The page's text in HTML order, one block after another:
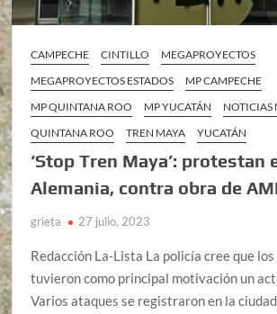
CAMPECHE CINTILLO
MEGAPROYECTOS
MEGAPROYECTOS ESTADOS
MP CAMPECHE
MP QUINTANA ROO
MP YUCATÁN
NOTICIAS
QUINTANA ROO
TREN MAYA YUCATÁN
‘Stop Tren Maya’: protestan
Alemania, contra obra de
grieta 27 julio, 2023
Redacción La-Lista La policía cree que
tuvieron como principal motivación un
Varios ataques se registraron en la